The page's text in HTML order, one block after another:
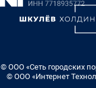
© ООО «Сеть городских
© ООО «Интернет